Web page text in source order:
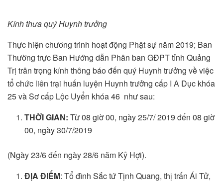
Kính thưa quý Huynh trưởng
Thực hiện chương trình hoạt động Phật sự năm 2019; Ban
Thường trực Ban Hướng dẫn Phân ban GĐPT tỉnh Quảng
Trị trân trọng kính thông báo đến quý Huynh trưởng về việc
tổ chức liên trại huấn luyện Huynh trưởng cấp I A Dục khóa
25 và Sơ cấp Lộc Uyển khóa 46 như sau:
THỜI GIAN: Từ 08 giờ 00, ngày 25/7/ 2019 đến 08 giờ
00, ngày 30/7/2019
(Ngày 23/6 đến ngày 28/6 năm Kỷ Hợi).
ĐỊA ĐIỂM: Tổ đình Sắc tứ Tịnh Quang, thị trấn Ái Tử,